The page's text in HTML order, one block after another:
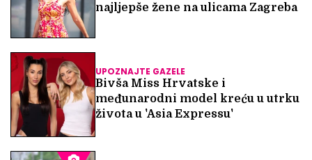
najljepše žene na ulicama Zagreba
UPOZNAJTE GAZELE
Bivša Miss Hrvatske i
međunarodni model kreću u utrku
života u 'Asia Expressu'